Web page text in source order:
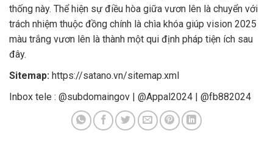
thống này. Thể hiện sự điều hòa giữa vươn lên là chuyển với
trách nhiệm thuộc đồng chính là chìa khóa giúp vision 2025
màu trắng vươn lên là thành một qui định pháp tiện ích sau
đây.
Sitemap: https://satano.vn/sitemap.xml
Inbox tele : @subdomaingov | @Appal2024 | @fb882024